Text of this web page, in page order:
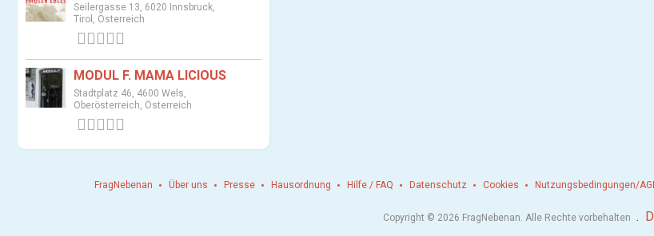
Seilergasse 13, 6020 Innsbruck,
Tirol, Österreich
MODUL F. MAMA LICIOUS
Stadtplatz 46, 4600 Wels,
Oberösterreich, Österreich
FragNebenan Über uns Presse Hausordnung Hilfe / FAQ Datenschutz Cookies Nutzungsbedingungen/
Copyright © 2026 FragNebenan. Alle Rechte vorbehalten .